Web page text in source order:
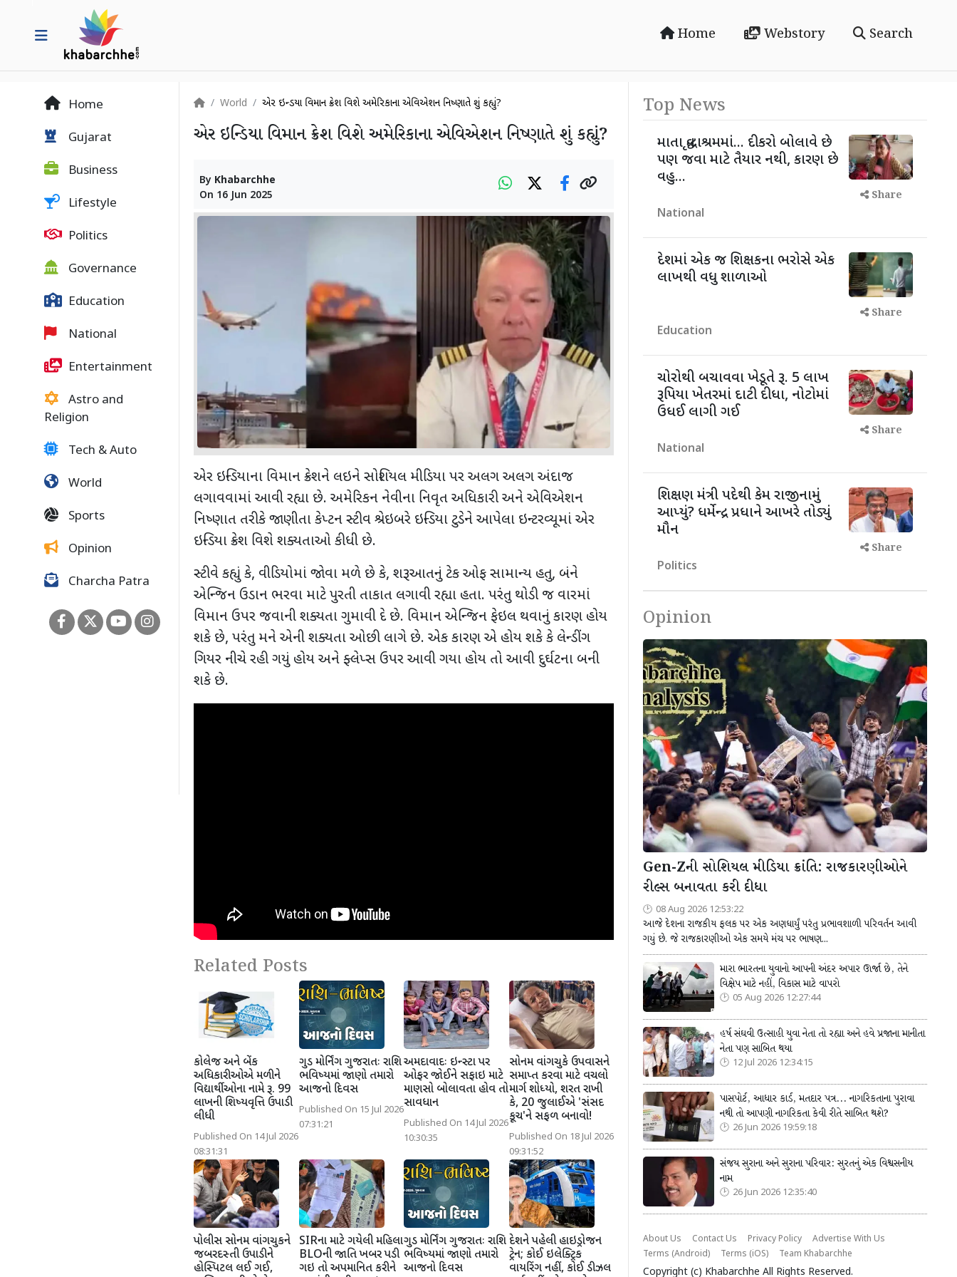
Home Webstory Search
Home
Gujarat
Business
Lifestyle
Politics
Governance
Education
National
Entertainment
Astro and
Religion
Tech & Auto
World
Sports
Opinion
Charcha Patra
World એર ઇન્ડિયા વિમાન ક્રેશ વિશે અમેરિકાના એવિએશન નિષ્ણાતે શું કહ્યું?
એર ઇન્ડિયા વિમાન ક્રેશ વિશે અમેરિકાના એવિએશન નિષ્ણાતે શું કહ્યું?
By Khabarchhe
On 16 Jun 2025
એર ઇન્ડિયાના વિમાન ક્રેશને લઇને સોશિયલ મીડિયા પર અલગ અલગ અંદાજ
લગાવવામાં આવી રહ્યા છે. અમેરિકન નેવીના નિવૃત અધિકારી અને એવિએશન
નિષ્ણાત તરીકે જાણીતા કેપ્ટન સ્ટીવ શ્રેઇબરે ઇન્ડિયા ટુડેને આપેલા ઇન્ટરવ્યૂમાં એર
ઇન્ડિયા ક્રેશ વિશે શક્યતાઓ કીધી છે.
સ્ટીવે કહ્યું કે, વીડિયોમાં જોવા મળે છે કે, શરૂઆતનું ટેક ઓફ સામાન્ય હતુ, બંને
એન્જિન ઉડાન ભરવા માટે પુરતી તાકાત લગાવી રહ્યા હતા. પરંતુ થોડી જ વારમાં
વિમાન ઉપર જવાની શક્યતા ગુમાવી દે છે. વિમાન એન્જિન ફેઇલ થવાનું કારણ હોય
શકે છે, પરંતુ મને એની શક્યતા ઓછી લાગે છે. એક કારણ એ હોય શકે કે લેન્ડીંગ
ગિયર નીચે રહી ગયું હોય અને ફ્લેપ્સ ઉપર આવી ગયા હોય તો આવી દુર્ઘટના બની
શકે છે.
Related Posts
કોલેજ અને બેંક
અધિકારીઓએ મળીને
વિદ્યાર્થીઓના નામે રૂ. 99
લાખની શિષ્યવૃત્તિ ઉપાડી
લીધી
Published On 14 Jul 2026
08:31:31
ગુડ મોર્નિંગ ગુજરાતઃ રાશિ
ભવિષ્યમાં જાણો તમારો
આજનો દિવસ
Published On 15 Jul 2026
07:31:21
અમદાવાદઃ ઇન્સ્ટા પર
ઓફર જોઈને સફાઇ માટે
માણસો બોલાવતા હોવ તો
સાવધાન
Published On 14 Jul 2026
10:30:35
સોનમ વાંગચુકે ઉપવાસને
સમાપ્ત કરવા માટે વચલો
માર્ગ શોધ્યો, શરત રાખી
કે, 20 જુલાઈએ 'સંસદ
કૂચ'ને સફળ બનાવો!
Published On 18 Jul 2026
09:31:52
પોલીસ સોનમ વાંગચુકને
જબરદસ્તી ઉપાડીને
હોસ્પિટલ લઈ ગઈ,
SIRના માટે ગયેલી મહિલા
BLOની જાતિ ખબર પડી
ગઇ તો અપમાનિત કરીને
ગુડ મોર્નિંગ ગુજરાતઃ રાશિ
ભવિષ્યમાં જાણો તમારો
આજનો દિવસ
દેશને પહેલી હાઇડ્રોજન
ટ્રેન; કોઈ ઇલેક્ટ્રિક
વાયરિંગ નહીં, કોઈ ડીઝલ
Top News
માતા વૃદ્ધાશ્રમમાં... દીકરો બોલાવે છે
પણ જવા માટે તૈયાર નથી, કારણ છે
વહુ...
National
Share
દેશમાં એક જ શિક્ષકના ભરોસે એક
લાખથી વધુ શાળાઓ
Education
Share
ચોરોથી બચાવવા ખેડૂતે રૂ. 5 લાખ
રૂપિયા ખેતરમાં દાટી દીધા, નોટોમાં
ઉધઈ લાગી ગઈ
National
Share
શિક્ષણ મંત્રી પદેથી કેમ રાજીનામું
આપ્યું? ધર્મેન્દ્ર પ્રધાને આખરે તોડ્યું
મૌન
Politics
Share
Opinion
Gen-Zની સોશિયલ મીડિયા ક્રાંતિ: રાજકારણીઓને
રીલ્સ બનાવતા કરી દીધા
08 Aug 2026 12:53:22
આજે દેશના રાજકીય ફલક પર એક અણધાર્યું પરંતુ પ્રભાવશાળી પરિવર્તન આવી
ગયું છે. જે રાજકારણીઓ એક સમયે મંચ પર ભાષણ...
મારા ભારતના યુવાનો આપની અંદર અપાર ઊર્જા છે, તેને
વિક્ષેપ માટે નહીં, વિકાસ માટે વાપરો
05 Aug 2026 12:27:44
હર્ષ સંઘવી ઉત્સાહી યુવા નેતા તો રહ્યા અને હવે પ્રજાના માનીતા
નેતા પણ સાબિત થયા
12 Jul 2026 12:34:15
પાસપોર્ટ, આધાર કાર્ડ, મતદાર પત્ર... નાગરિકતાના પુરાવા
નથી તો આપણી નાગરિકતા કેવી રીતે સાબિત થશે?
26 Jun 2026 19:59:18
સંજય સુરાના અને સુરાના પરિવાર: સુરતનું એક વિશ્વસનીય
નામ
26 Jun 2026 12:35:40
About Us Contact Us Privacy Policy
Advertise With Us
Terms (Android)
Terms (iOS) Team Khabarchhe
Copyright (c) Khabarchhe All Rights Reserved.